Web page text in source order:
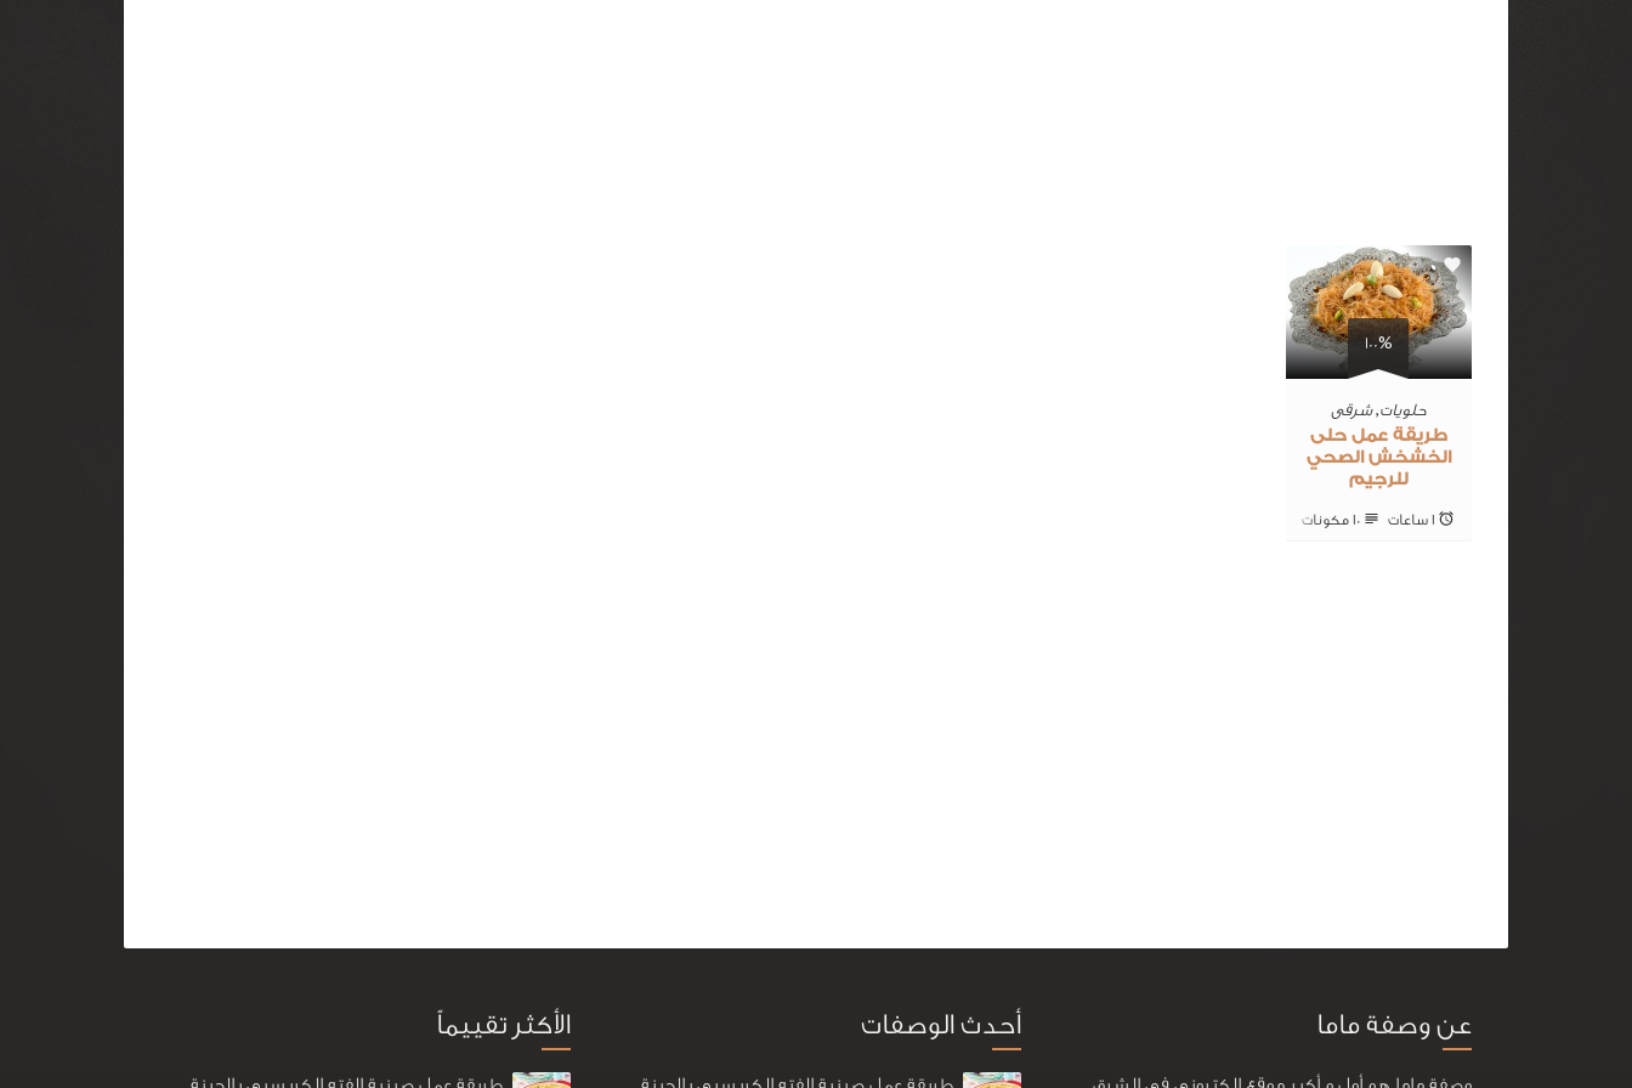
100%
0
حلويات,شرقى
طريقة عمل حلى
الخشخش الصحي
للرجيم
1 ساعات 10 ‎مكونات
الأكثر تقييماً أحدث الوصفات عن وصفة ماما